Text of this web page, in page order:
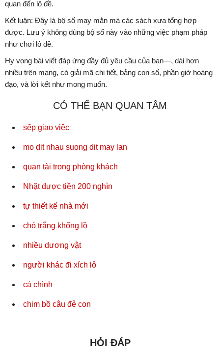
quan đến lô đề.
Kết luận: Đây là bộ số may mắn mà các sách xưa tổng hợp
được. Lưu ý không dùng bộ số này vào những việc phạm pháp
như chơi lô đề.
Hy vọng bài viết đáp ứng đầy đủ yêu cầu của bạn—, dài hơn
nhiều trên mạng, có giải mã chi tiết, bảng con số, phần giờ hoàng
đạo, và lời kết như mong muốn.
CÓ THỂ BẠN QUAN TÂM
sếp giao việc
mo dit nhau suong dit may lan
quan tài trong phòng khách
Nhặt được tiền 200 nghìn
tự thiết kế nhà mới
chó trắng khổng lồ
nhiều dương vật
người khác đi xích lô
cá chình
chim bồ câu đẻ con
HỎI ĐÁP